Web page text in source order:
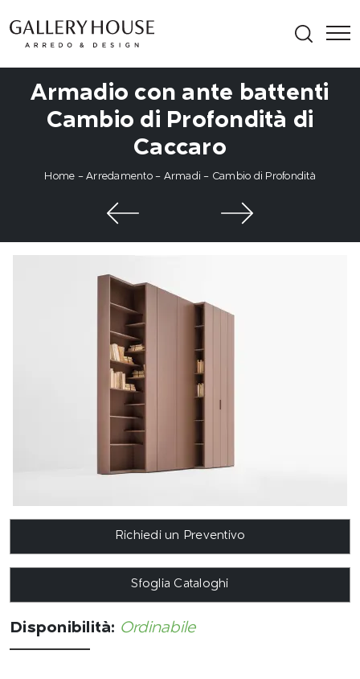
Armadio con ante battenti
Cambio di Profondità di
Caccaro
Home - Arredamento- Armadi - Cambio di Profondità
Richiedi un Preventivo
Sfoglia Cataloghi
Disponibilità: Ordinabile